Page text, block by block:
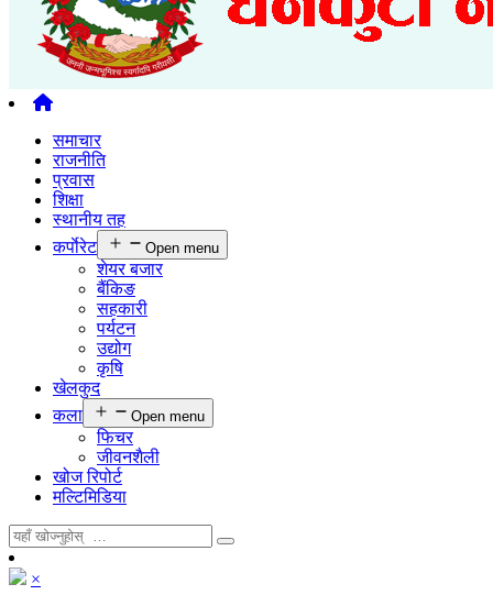
समाचार
राजनीति
प्रवास
शिक्षा
स्थानीय तह
कर्पाेरेट
Open menu
शेयर बजार
बैंकिङ
सहकारी
पर्यटन
उद्योग
कृषि
खेलकुद
कला
Open menu
फिचर
जीवनशैली
खोज रिपोर्ट
मल्टिमिडिया
×